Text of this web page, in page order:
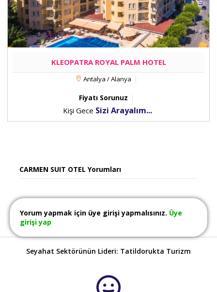
KLEOPATRA ROYAL PALM HOTEL
Antalya / Alanya
Fiyatı Sorunuz
Kişi Gece Sizi Arayalım...
CARMEN SUIT OTEL Yorumları
Yorum yapmak için üye girişi yapmalısınız. Üye
girişi yap
Seyahat Sektörünün Lideri: Tatildorukta Turizm